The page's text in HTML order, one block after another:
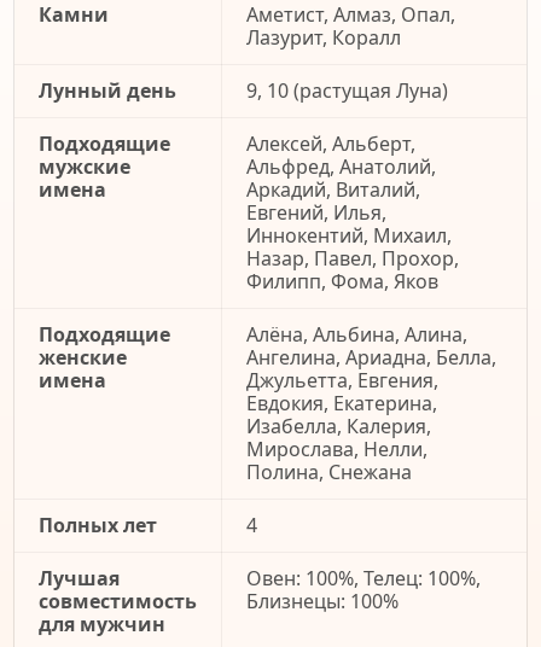
Камни
Аметист, Алмаз, Опал,
Лазурит, Коралл
Лунный день
9, 10 (растущая Луна)
Подходящие
мужские
имена
Алексей, Альберт,
Альфред, Анатолий,
Аркадий, Виталий,
Евгений, Илья,
Иннокентий, Михаил,
Назар, Павел, Прохор,
Филипп, Фома, Яков
Подходящие
женские
имена
Алёна, Альбина, Алина,
Ангелина, Ариадна, Белла,
Джульетта, Евгения,
Евдокия, Екатерина,
Изабелла, Калерия,
Мирослава, Нелли,
Полина, Снежана
Полных лет
4
Лучшая
совместимость
для мужчин
Овен: 100%, Телец: 100%,
Близнецы: 100%